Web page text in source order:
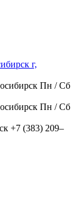
г,
Пн / Сб
Пн / Сб
+7 (383) 209‒